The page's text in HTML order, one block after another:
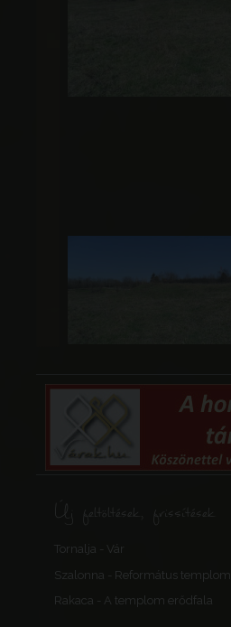
Új feltöltések, frissítések
Tornalja - Vár
Szalonna - Református templom
Rakaca - A templom erődfala